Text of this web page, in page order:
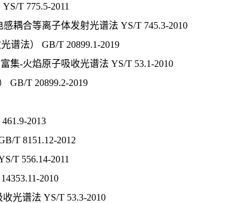
T 775.5-2011
耦合等离子体发射光谱法 YS/T 745.3-2010
谱法） GB/T 20899.1-2019
集-火焰原子吸收光谱法 YS/T 53.1-2010
GB/T 20899.2-2019
2013
T 8151.12-2012
T 556.14-2011
2010
光谱法 YS/T 53.3-2010